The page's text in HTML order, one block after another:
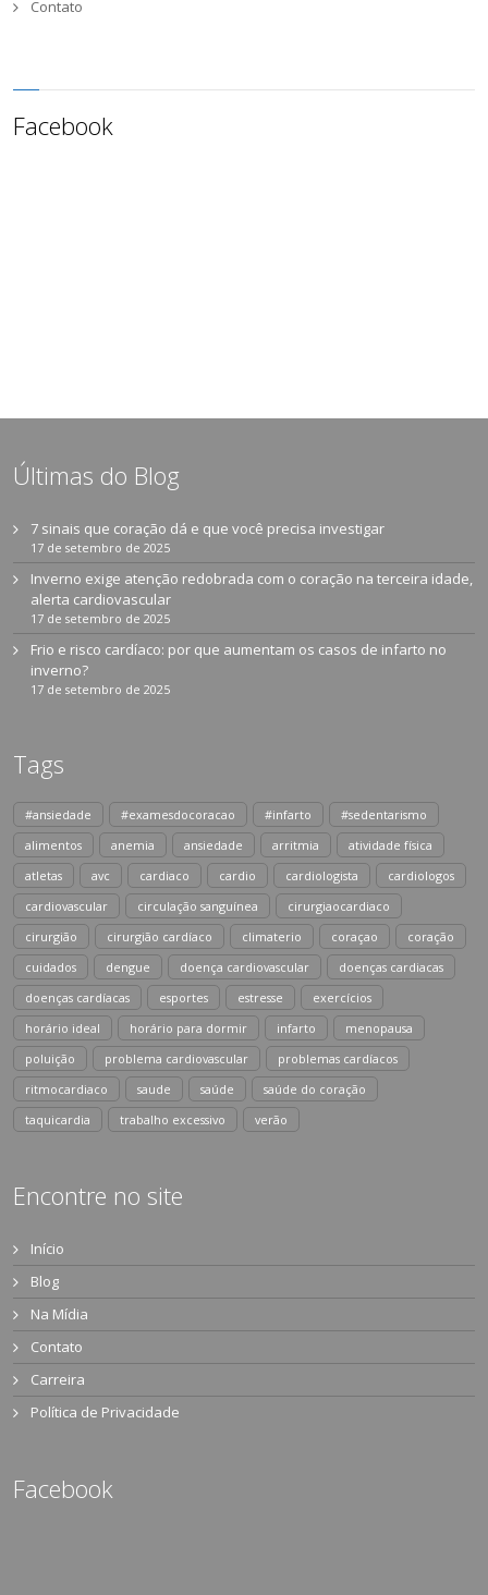
Contato
Facebook
Últimas do Blog
7 sinais que coração dá e que você precisa investigar
17 de setembro de 2025
Inverno exige atenção redobrada com o coração na terceira idade,
alerta cardiovascular
17 de setembro de 2025
Frio e risco cardíaco: por que aumentam os casos de infarto no
inverno?
17 de setembro de 2025
Tags
#ansiedade #examesdocoracao #infarto
#sedentarismo
alimentos
anemia ansiedade arritmia
atividade física
atletas
avc cardiaco cardio cardiologista
cardiologos
cardiovascular
circulação sanguínea
cirurgiaocardiaco
cirurgião
cirurgião cardíaco climaterio coraçao
coração
cuidados
dengue doença cardiovascular
doenças cardiacas
doenças cardíacas
esportes estresse
exercícios
horário ideal
horário para dormir infarto
menopausa
poluição
problema cardiovascular
problemas cardíacos
ritmocardiaco
saude saúde
saúde do coração
taquicardia
trabalho excessivo verão
Encontre no site
Início
Blog
Na Mídia
Contato
Carreira
Política de Privacidade
Facebook